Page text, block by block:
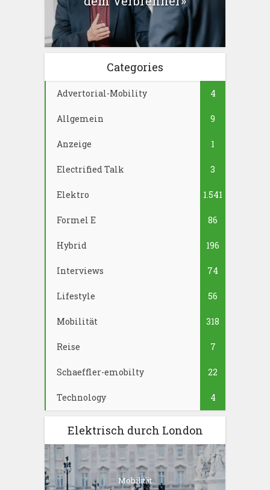
Categories
Advertorial-Mobility 4
Allgemein 9
Anzeige 1
Electrified Talk 3
Elektro 1.541
Formel E 86
Hybrid 196
Interviews 74
Lifestyle 56
Mobilität 318
Reise 7
Schaeffler-emobilty 22
Technology 4
Elektrisch durch London
Mobilität